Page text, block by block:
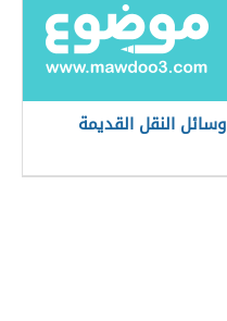
وسائل النقل القديمة